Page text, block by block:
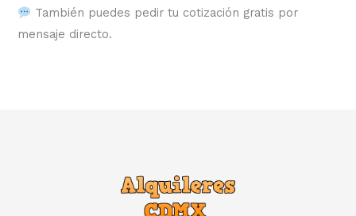
También puedes pedir tu cotización gratis por
mensaje directo.